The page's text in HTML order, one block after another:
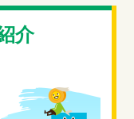
介